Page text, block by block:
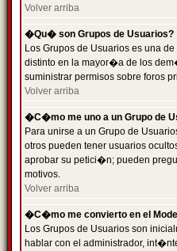
Volver arriba
�Qu� son Grupos de Usuarios?
Los Grupos de Usuarios es una
distinto en la mayor�a de los
suministrar permisos sobre foros
Volver arriba
�C�mo me uno a un Grupo de
Para unirse a un Grupo de
otros pueden tener usuarios
aprobar su petici�n; pueden
motivos.
Volver arriba
�C�mo me convierto en el
Los Grupos de Usuarios son
hablar con el administrador,